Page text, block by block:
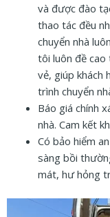
và được đào
thao tác đều
chuyển nhà
tôi luôn đề cao
vẻ, giúp khách
trình chuyển
Báo giá chính
nhà. Cam kết
Có bảo hiểm
sàng bồi
mát, hư hỏng